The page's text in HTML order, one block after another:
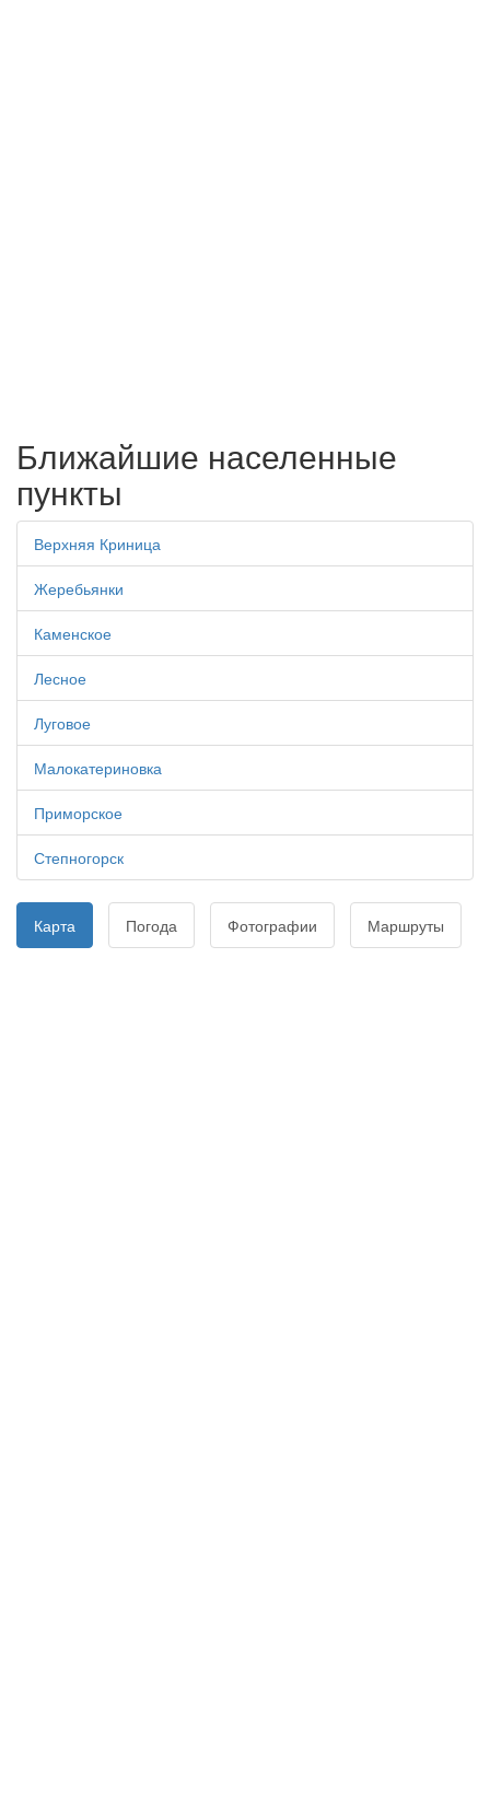
Ближайшие населенные
пункты
Верхняя Криница
Жеребьянки
Каменское
Лесное
Луговое
Малокатериновка
Приморское
Степногорск
Карта Погода Фотографии Маршруты